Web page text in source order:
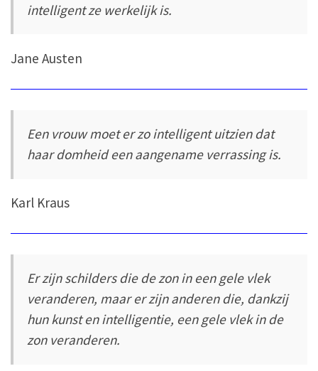
intelligent ze werkelijk is.
Jane Austen
Een vrouw moet er zo intelligent uitzien dat
haar domheid een aangename verrassing is.
Karl Kraus
Er zijn schilders die de zon in een gele vlek
veranderen, maar er zijn anderen die, dankzij
hun kunst en intelligentie, een gele vlek in de
zon veranderen.